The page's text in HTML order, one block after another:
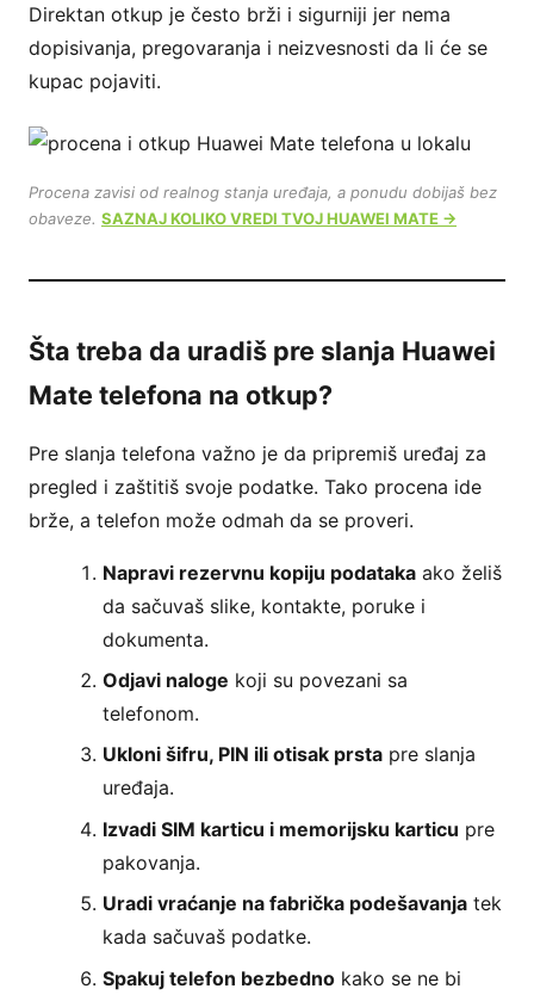
Direktan otkup je često brži i sigurniji jer nema
dopisivanja, pregovaranja i neizvesnosti da li će se
kupac pojaviti.
Procena zavisi od realnog stanja uređaja, a ponudu dobijaš bez
obaveze. SAZNAJ KOLIKO VREDI TVOJ HUAWEI MATE →
Šta treba da uradiš pre slanja Huawei
Mate telefona na otkup?
Pre slanja telefona važno je da pripremiš uređaj za
pregled i zaštitiš svoje podatke. Tako procena ide
brže, a telefon može odmah da se proveri.
Napravi rezervnu kopiju podataka ako želiš
da sačuvaš slike, kontakte, poruke i
dokumenta.
Odjavi naloge koji su povezani sa
telefonom.
Ukloni šifru, PIN ili otisak prsta pre slanja
uređaja.
Izvadi SIM karticu i memorijsku karticu pre
pakovanja.
Uradi vraćanje na fabrička podešavanja tek
kada sačuvaš podatke.
Spakuj telefon bezbedno kako se ne bi